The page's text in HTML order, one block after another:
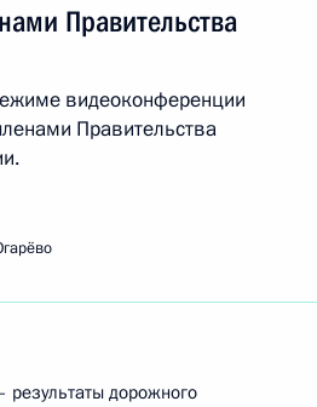
Правительства
видеоконференции
Правительства
результаты дорожного